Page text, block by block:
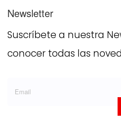
Newsletter
Suscríbete a nuestra
conocer todas las